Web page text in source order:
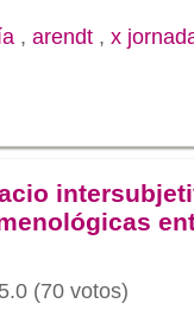
, arendt , x
(70 votos)